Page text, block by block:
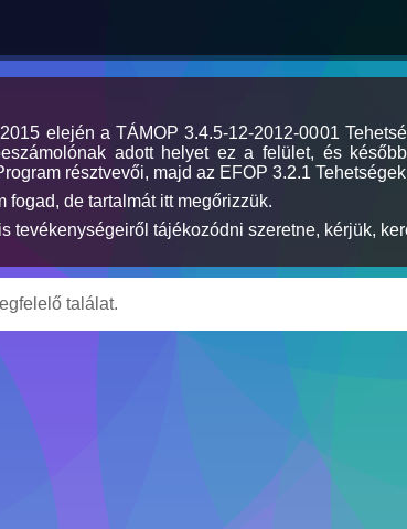
elején a TÁMOP 3.4.5-12-2012-0001
adott helyet ez a felület, és
résztvevői, majd az EFOP 3.2.1
fogad, de tartalmát itt megőrizzük.
tevékenységeiről tájékozódni szeretne, kérjük,
találat.